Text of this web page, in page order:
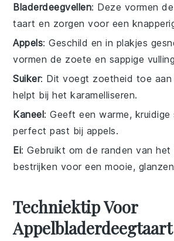
Bladerdeegvellen: Deze vormen
taart en zorgen voor een
Appels: Geschild en in plakjes
vormen de zoete en sappige
Suiker: Dit voegt zoetheid toe aan
helpt bij het karamelliseren.
Kaneel: Geeft een warme, kruidige
perfect past bij appels.
Ei: Gebruikt om de randen van
bestrijken voor een mooie,
Techniektip Voor
Appelbladerdeegtaart